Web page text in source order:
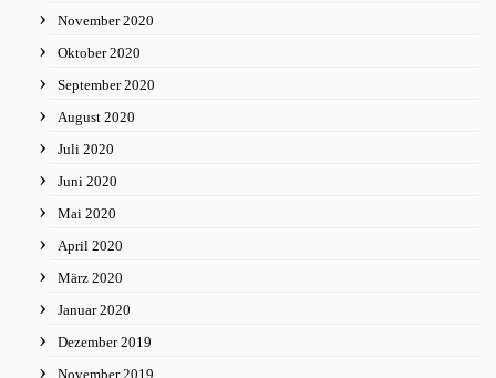
November 2020
Oktober 2020
September 2020
August 2020
Juli 2020
Juni 2020
Mai 2020
April 2020
März 2020
Januar 2020
Dezember 2019
November 2019